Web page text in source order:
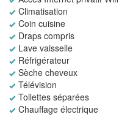
Climatisation
Coin cuisine
Draps compris
Lave vaisselle
Réfrigérateur
Sèche cheveux
Télévision
Toilettes séparées
Chauffage électrique